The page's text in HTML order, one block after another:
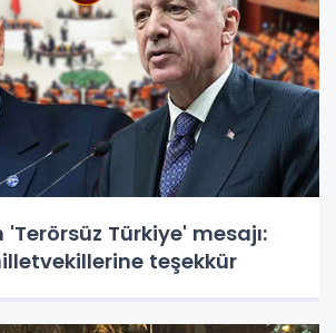
Türkiye' mesajı:
teşekkür